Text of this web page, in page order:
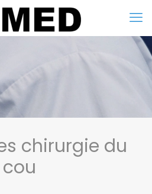
chirurgie du
cou